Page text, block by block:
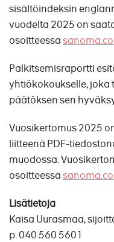
sisältöindeksin
vuodelta 2025 on
osoitteessa
Palkitsemisraportti
yhtiökokoukselle, joka
päätöksen sen
Vuosikertomus 2025
liitteenä PDF-
muodossa.
osoitteessa
Lisätietoja
Kaisa Uurasmaa,
p. 040 560 5601